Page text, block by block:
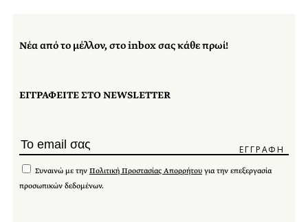
Νέα από το μέλλον, στο inbox σας κάθε πρωί!
ΕΓΓΡΑΦΕΙΤΕ ΣΤΟ NEWSLETTER
Συναινώ με την Πολιτική Προστασίας Απορρήτου για την επεξεργασία
προσωπικών δεδομένων.